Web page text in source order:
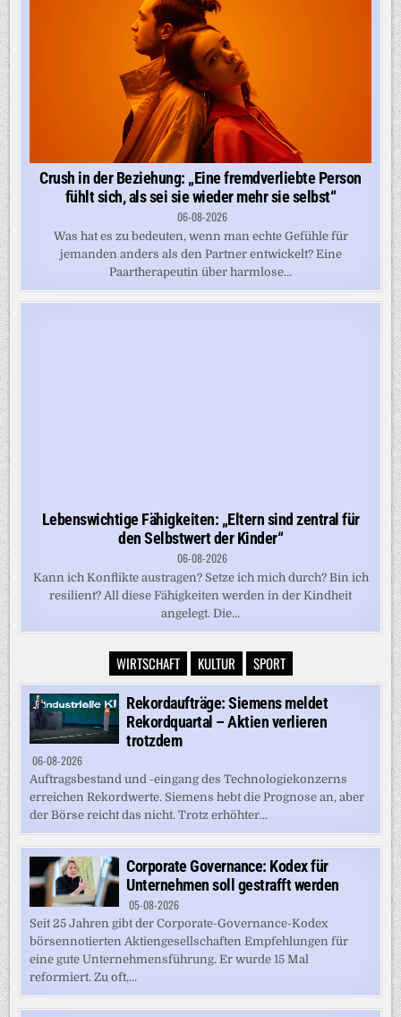
Crush in der Beziehung: „Eine fremdverliebte Person
fühlt sich, als sei sie wieder mehr sie selbst“
06-08-2026
Was hat es zu bedeuten, wenn man echte Gefühle für
jemanden anders als den Partner entwickelt? Eine
Paartherapeutin über harmlose...
Lebenswichtige Fähigkeiten: „Eltern sind zentral für
den Selbstwert der Kinder“
06-08-2026
Kann ich Konflikte austragen? Setze ich mich durch? Bin ich
resilient? All diese Fähigkeiten werden in der Kindheit
angelegt. Die...
WIRTSCHAFT KULTUR SPORT
Rekordaufträge: Siemens meldet
Rekordquartal – Aktien verlieren
trotzdem
06-08-2026
Auftragsbestand und -eingang des Technologiekonzerns
erreichen Rekordwerte. Siemens hebt die Prognose an, aber
der Börse reicht das nicht. Trotz erhöhter...
Corporate Governance: Kodex für
Unternehmen soll gestrafft werden
05-08-2026
Seit 25 Jahren gibt der Corporate-Governance-Kodex
börsennotierten Aktiengesellschaften Empfehlungen für
eine gute Unternehmensführung. Er wurde 15 Mal
reformiert. Zu oft,...